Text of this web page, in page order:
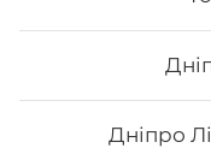
Дніпро